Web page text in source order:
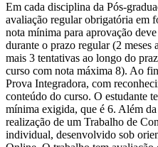
Em cada disciplina da Pós-
avaliação regular obrigatória em
nota mínima para aprovação
durante o prazo regular (2 meses
mais 3 tentativas ao longo do
curso com nota máxima 8). Ao
Prova Integradora, com
conteúdo do curso. O estudante
mínima exigida, que é 6. Além
realização de um Trabalho de
individual, desenvolvido sob